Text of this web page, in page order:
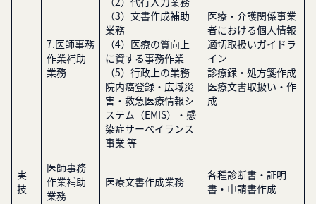
7.医師事務
作業補助
業務
（3）文書作成補助
業務
（4）医療の質向上
に資する事務作業
（5）行政上の業務
院内癌登録・広域災
害・救急医療情報シ
ステム（EMIS）・感
染症サーベイランス
事業 等
医療・介護関係事業
者における個人情報
適切取扱いガイドラ
イン
診療録・処方箋作成
医療文書取扱い・作
成
実
技
医師事務
作業補助
業務
医療文書作成業務
各種診断書・証明
書・申請書作成